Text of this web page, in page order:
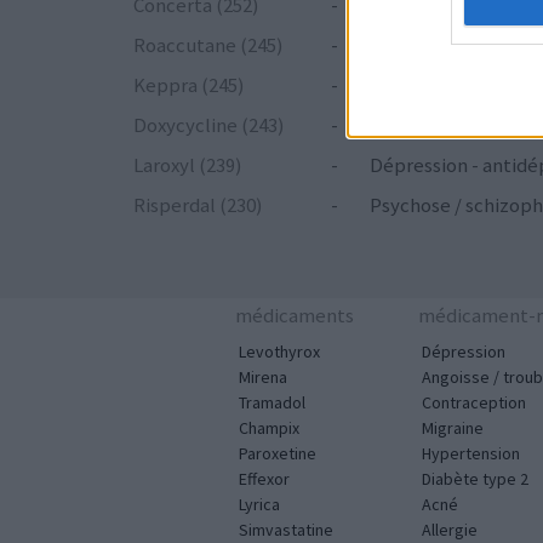
Roaccutane (245)
-
Keppra (245)
-
Doxycycline (243)
-
Laroxyl (239)
-
Dépression -
Risperdal (230)
- Psychose /
médicaments
Levothyrox
Mirena
Tramadol
Champix
Paroxetine
Effexor
Lyrica
Simvastatine
médicament-
Dépression
Angoisse /
Contraception
Migraine
Hypertension
Diabète type 2
Acné
Allergie